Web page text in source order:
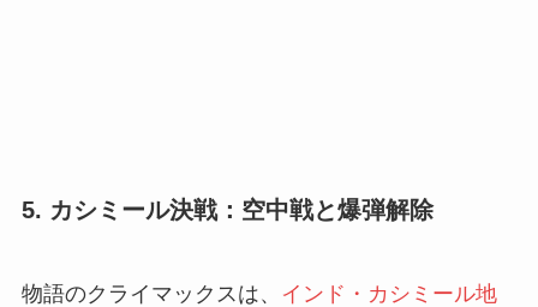
5. カシミール決戦：空中戦と爆弾解除
物語のクライマックスは、
インド・カシミール地